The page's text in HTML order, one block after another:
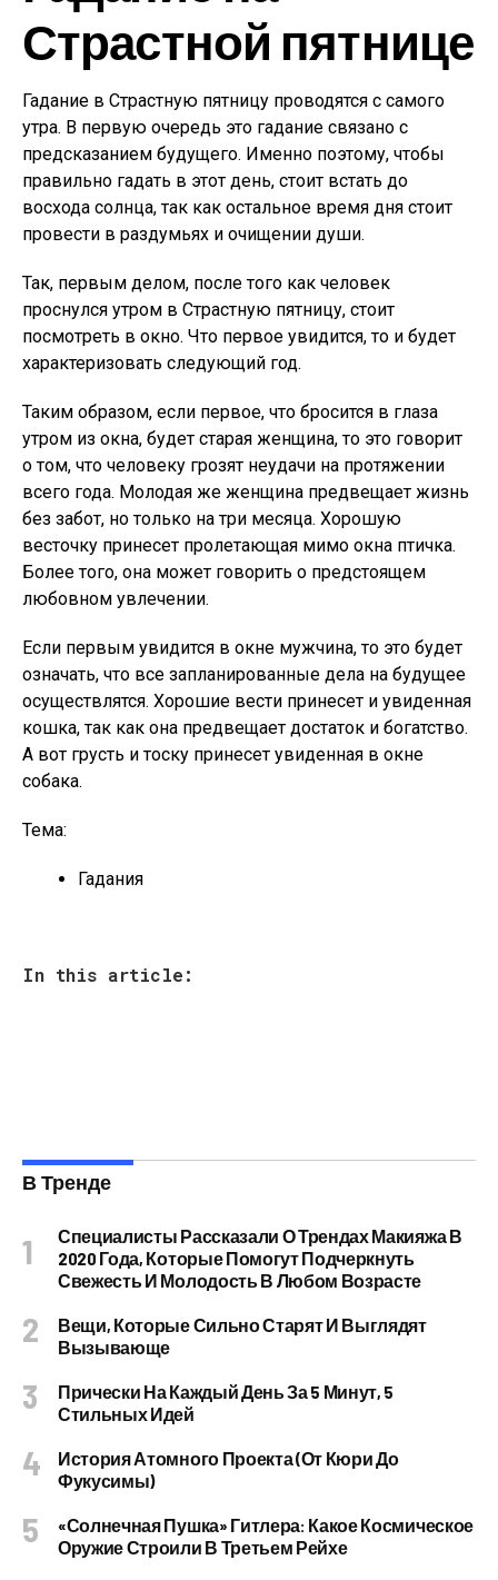
Страстной пятнице
Гадание в Страстную пятницу проводятся с самого
утра. В первую очередь это гадание связано с
предсказанием будущего. Именно поэтому, чтобы
правильно гадать в этот день, стоит встать до
восхода солнца, так как остальное время дня стоит
провести в раздумьях и очищении души.
Так, первым делом, после того как человек
проснулся утром в Страстную пятницу, стоит
посмотреть в окно. Что первое увидится, то и будет
характеризовать следующий год.
Таким образом, если первое, что бросится в глаза
утром из окна, будет старая женщина, то это говорит
о том, что человеку грозят неудачи на протяжении
всего года. Молодая же женщина предвещает жизнь
без забот, но только на три месяца. Хорошую
весточку принесет пролетающая мимо окна птичка.
Более того, она может говорить о предстоящем
любовном увлечении.
Если первым увидится в окне мужчина, то это будет
означать, что все запланированные дела на будущее
осуществлятся. Хорошие вести принесет и увиденная
кошка, так как она предвещает достаток и богатство.
А вот грусть и тоску принесет увиденная в окне
собака.
Тема:
Гадания
In this article:
В Тренде
Специалисты Рассказали О Трендах Макияжа В
2020 Года, Которые Помогут Подчеркнуть
Свежесть И Молодость В Любом Возрасте
Вещи, Которые Сильно Старят И Выглядят
Вызывающе
Прически На Каждый День За 5 Минут, 5
Стильных Идей
История Атомного Проекта (от Кюри До
Фукусимы)
«Солнечная Пушка» Гитлера: Какое Космическое
Оружие Строили В Третьем Рейхе